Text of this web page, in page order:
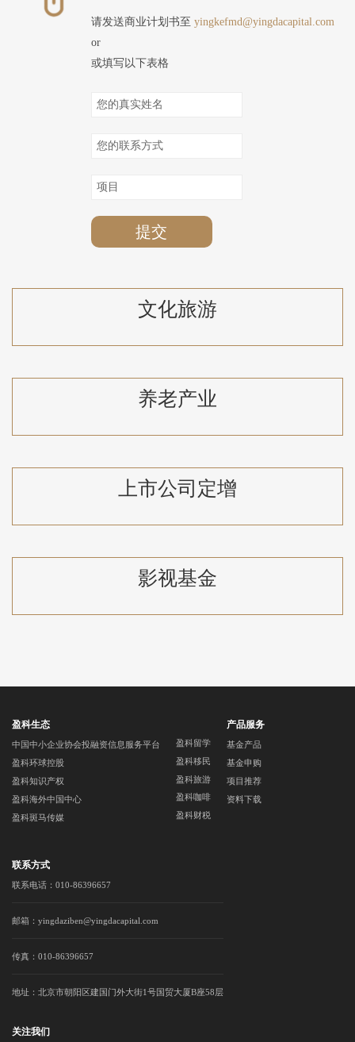
请发送商业计划书至 yingkefmd@yingdacapital.com
or
或填写以下表格
提交
文化旅游
养老产业
上市公司定增
影视基金
盈科生态
中国中小企业协会投融资信息服务平台
盈科环球控股
盈科知识产权
盈科海外中国中心
盈科斑马传媒
盈科留学
盈科移民
盈科旅游
盈科咖啡
盈科财税
产品服务
基金产品
基金申购
项目推荐
资料下载
联系方式
联系电话：010-86396657
邮箱：yingdaziben@yingdacapital.com
传真：010-86396657
地址：北京市朝阳区建国门外大街1号国贸大厦B座58层
关注我们